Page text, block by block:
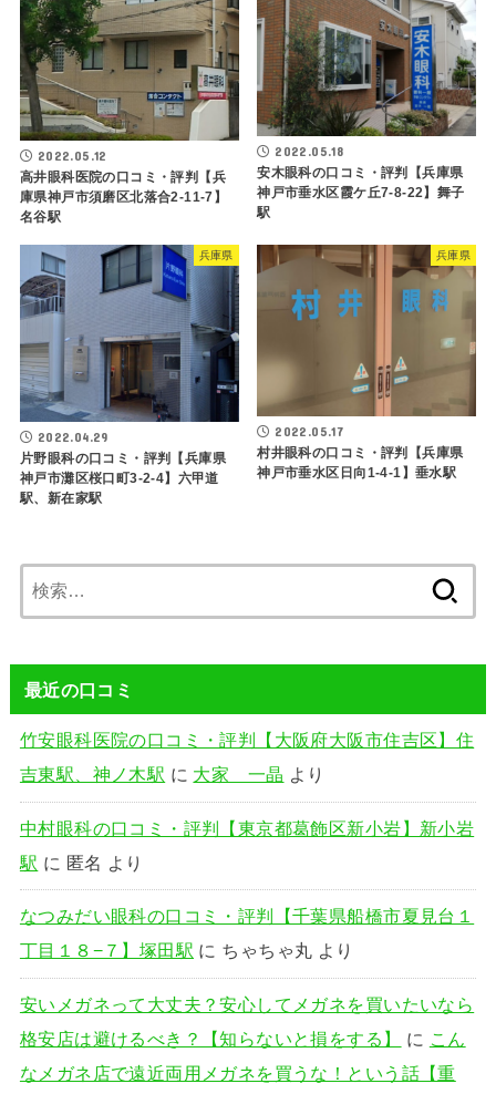
2022.05.12
高井眼科医院の口コミ・評判【兵
庫県神戸市須磨区北落合2-11-7】
名谷駅
2022.05.18
安木眼科の口コミ・評判【兵庫県
神戸市垂水区霞ケ丘7-8-22】舞子
駅
兵庫県
2022.04.29
片野眼科の口コミ・評判【兵庫県
神戸市灘区桜口町3-2-4】六甲道
駅、新在家駅
兵庫県
2022.05.17
村井眼科の口コミ・評判【兵庫県
神戸市垂水区日向1-4-1】垂水駅
索:
最近の口コミ
竹安眼科医院の口コミ・評判【大阪府大阪市住吉区】住
吉東駅、神ノ木駅 に 大家 一晶 より
中村眼科の口コミ・評判【東京都葛飾区新小岩】新小岩
駅 に 匿名 より
なつみだい眼科の口コミ・評判【千葉県船橋市夏見台１
丁目１８−７】塚田駅 に ちゃちゃ丸 より
安いメガネって大丈夫？安心してメガネを買いたいなら
格安店は避けるべき？【知らないと損をする】
に こん
なメガネ店で遠近両用メガネを買うな！という話【重